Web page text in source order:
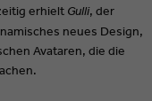
erhielt Gulli, der
neues Design,
Avataren, die die